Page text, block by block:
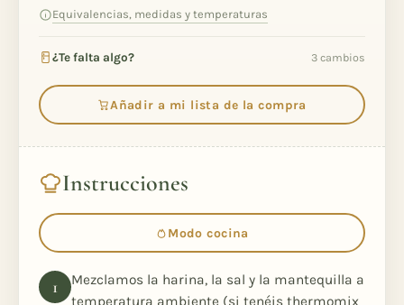
Equivalencias, medidas y temperaturas
¿Te falta algo? 3 cambios
Añadir a mi lista de la compra
Instrucciones
Modo cocina
Mezclamos la harina, la sal y la mantequilla a
temperatura ambiente (si tenéis thermomix